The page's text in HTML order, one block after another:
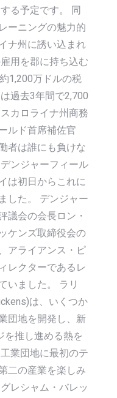
る予定です。 同
ーニングの魅力的
ナ州に誘い込まれ
用を郡に持ち込む
1,200万ドルの税
過去3年間で2,700
カロライナ州商務
ルド首席補佐官
者は誰にも負けな
ンジャーフィール
は初日からこれに
した。 デンジャー
議会の会長ロン・
ケンズ取締役会の
アライアンス・ピ
レクターであるレ
いました。 ラリ
は、いくつか
団地を開発し、新
を推し進める熱を
業団地に最初のテ
二の産業を楽しみ
レシャム・バレッ